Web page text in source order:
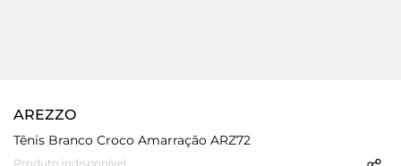
AREZZO
Tênis Branco Croco Amarração ARZ72
Produto indisponível